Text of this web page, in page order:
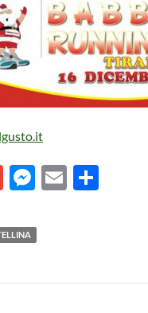
G
ail
M
se
n
g
E
vi